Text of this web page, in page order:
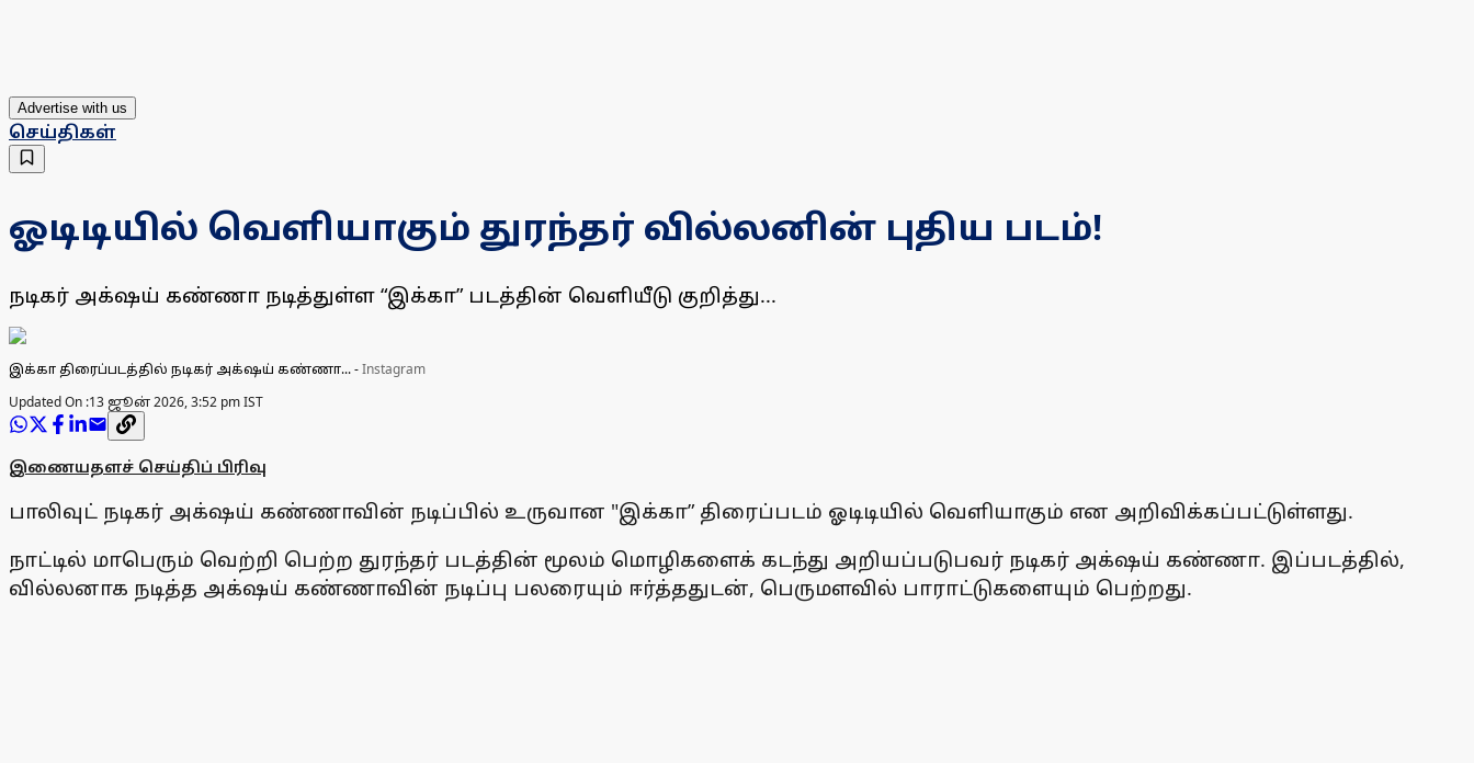
Advertise with us
செய்திகள்
ஓடிடியில் வெளியாகும் துரந்தர் வில்லனின் புதிய படம்!
நடிகர் அக்‌ஷய் கண்ணா நடித்துள்ள “இக்கா” படத்தின் வெளியீடு குறித்து...
இக்கா திரைப்படத்தில் நடிகர் அக்‌ஷய் கண்ணா...-Instagram
Updated On :13 ஜூன் 2026, 3:52 pm IST
இணையதளச் செய்திப் பிரிவு
பாலிவுட் நடிகர் அக்‌ஷய் கண்ணாவின் நடிப்பில் உருவான "இக்கா” திரைப்படம் ஓடிடியில் வெளியாகும் என அறிவிக்கப்பட்டுள்ளது.
நாட்டில் மாபெரும் வெற்றி பெற்ற துரந்தர் படத்தின் மூலம் மொழிகளைக் கடந்து அறியப்படுபவர் நடிகர் அக்‌ஷய் கண்ணா. இப்படத்தில்,
வில்லனாக நடித்த அக்‌ஷய் கண்ணாவின் நடிப்பு பலரையும் ஈர்த்ததுடன், பெருமளவில் பாராட்டுகளையும் பெற்றது.